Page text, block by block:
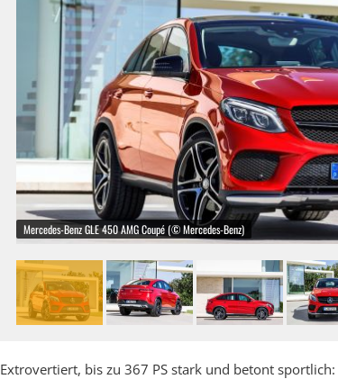
Mercedes-Benz GLE 450 AMG Coupé (© Mercedes-Benz)
Extrovertiert, bis zu 367 PS stark und betont sportlich: